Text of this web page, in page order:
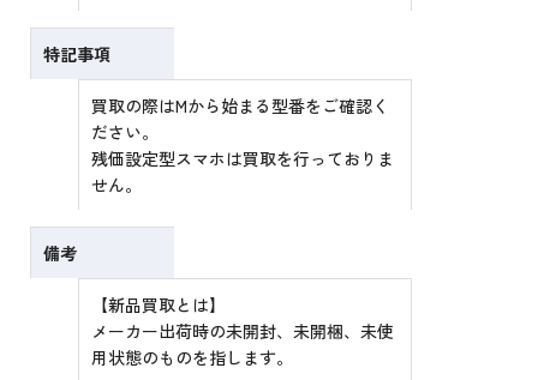
特記事項
買取の際はMから始まる型番をご確認く
ださい。
残価設定型スマホは買取を行っておりま
せん。
備考
【新品買取とは】
メーカー出荷時の未開封、未開梱、未使
用状態のものを指します。